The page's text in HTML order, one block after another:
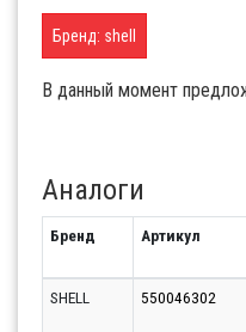
Бренд: shell
В данный момент
Аналоги
Бренд Артикул
SHELL 550046302